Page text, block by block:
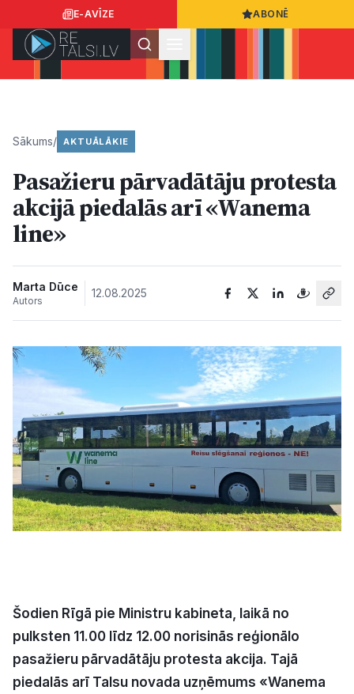
E-AVĪZE ABONĒ
Ziņas
Bizness
Vieta
Sludinājumi
Pasākumi
Reklāma
Sākums/ AKTUĀLĀKIE
Pasažieru pārvadātāju protesta
akcijā piedalās arī «Wanema
line»
Marta Dūce
Autors
12.08.2025
Šodien Rīgā pie Ministru kabineta, laikā no
pulksten 11.00 līdz 12.00 norisinās reģionālo
pasažieru pārvadātāju protesta akcija. Tajā
piedalās arī Talsu novada uzņēmums «Wanema